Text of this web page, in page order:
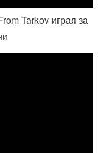
Tarkov играя за